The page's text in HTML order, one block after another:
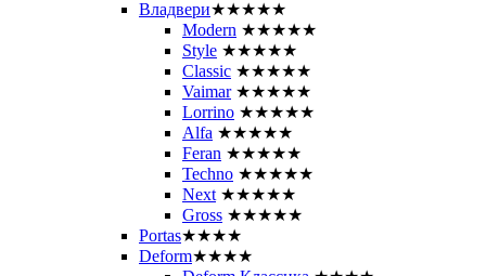
Владвери★★★★★
Modern ★★★★★
Style ★★★★★
Classic ★★★★★
Vaimar ★★★★★
Lorrino ★★★★★
Alfa ★★★★★
Feran ★★★★★
Techno ★★★★★
Next ★★★★★
Gross ★★★★★
Portas★★★★
Deform★★★★